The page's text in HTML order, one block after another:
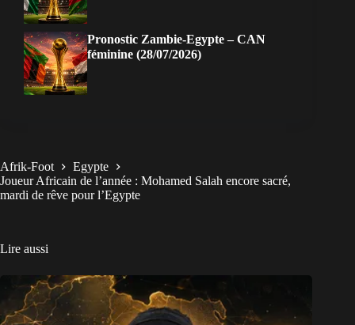
Pronostic Zambie-Egypte – CAN
féminine (28/07/2026)
Afrik-Foot
Egypte
Joueur Africain de l’année : Mohamed Salah encore sacré,
mardi de rêve pour l’Egypte
Lire aussi